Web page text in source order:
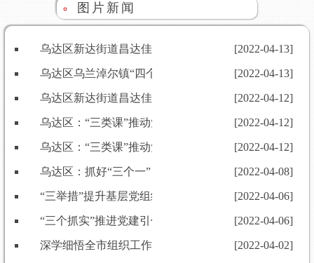
图片新闻
乌达区新达街道昌达佳苑社区 党建引领惠民生 凝心聚
[2022-04-13]
乌达区乌兰淖尔镇“四个依托” 着力提高 “双晒”活动参与
[2022-04-13]
乌达区新达街道昌达佳苑社区 党建引领惠民生 凝心聚
[2022-04-12]
乌达区：“三类课”推动党课教育走心走实[2022-04-12]
乌达区：“三类课”推动党课教育走心走实[2022-04-12]
乌达区：抓好“三个一”，蓄足党员发展 “源头活水”
[2022-04-08]
“三举措”提升基层党组织服务能力 [2022-04-06]
“三个抓实”推进党建引领基层治理水平 [2022-04-06]
深学细悟全市组织工作会议精神 奋力开创乌达区组织
[2022-04-02]